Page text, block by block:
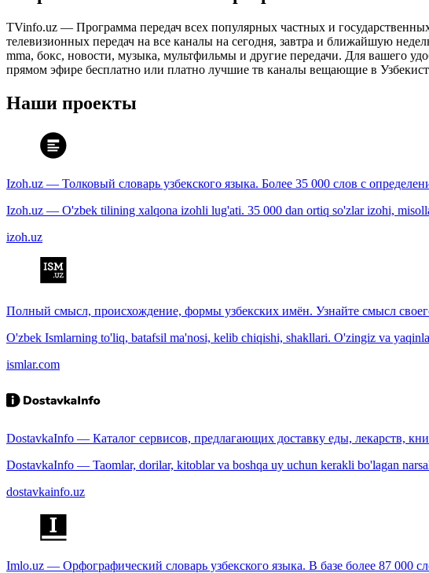
TVinfo.uz — Программа передач всех популярных частных и
телевизионных передач на все каналы на сегодня, завтра и ближайшую
mma, бокс, новости, музыка, мультфильмы и другие передачи. Для вашего
прямом эфире бесплатно или платно лучшие тв каналы вещающие в
Наши проекты
Izoh.uz — Толковый словарь узбекского языка. Более 35 000 слов с
Izoh.uz — O'zbek tilining xalqona izohli lug'ati. 35 000 dan ortiq so'zlar izohi,
izoh.uz
Полный смысл, происхождение, формы узбекских имён. Узнайте смысл
O'zbek Ismlarning to'liq, batafsil ma'nosi, kelib chiqishi, shakllari. O'zingiz va
ismlar.com
DostavkaInfo — Каталог сервисов, предлагающих доставку еды, лекарств,
DostavkaInfo — Taomlar, dorilar, kitoblar va boshqa uy uchun kerakli bo'lagan
dostavkainfo.uz
Imlo.uz — Орфографический словарь узбекского языка. В базе более 87 000